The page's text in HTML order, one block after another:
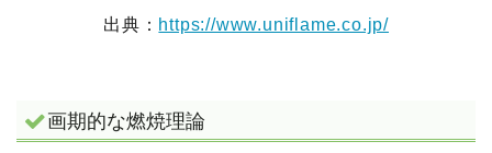
出典： https://www.uniflame.co.jp/
画期的な燃焼理論